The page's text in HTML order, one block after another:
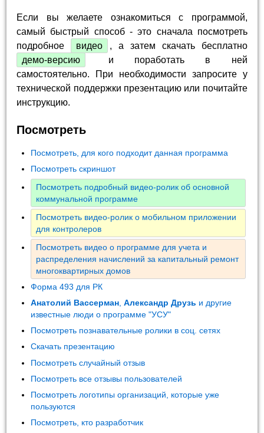
Если вы желаете ознакомиться с программой,
самый быстрый способ - это сначала посмотреть
подробное
видео
, а затем скачать бесплатно
демо-версию
и поработать в ней
самостоятельно. При необходимости запросите у
технической поддержки презентацию или почитайте
инструкцию.
Посмотреть
Посмотреть, для кого подходит данная программа
Посмотреть скриншот
Посмотреть подробный видео-ролик об основной
коммунальной программе
Посмотреть видео-ролик о мобильном приложении
для контролеров
Посмотреть видео о программе для учета и
распределения начислений за капитальный ремонт
многоквартирных домов
Форма 493 для РК
Анатолий Вассерман ,Александр Друзь и другие
известные люди о программе "УСУ"
Посмотреть познавательные ролики в соц. сетях
Скачать презентацию
Посмотреть случайный отзыв
Посмотреть все отзывы пользователей
Посмотреть логотипы организаций, которые уже
пользуются
Посмотреть, кто разработчик